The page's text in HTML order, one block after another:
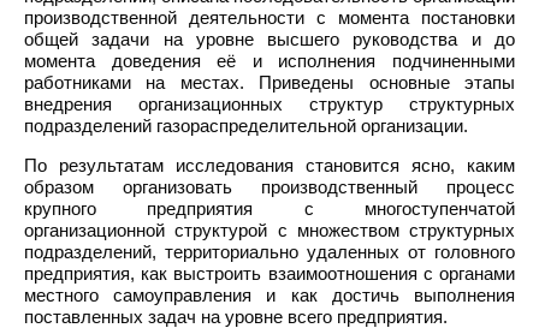
производственной деятельности с момента постановки
общей задачи на уровне высшего руководства и до
момента доведения её и исполнения подчиненными
работниками на местах. Приведены основные этапы
внедрения организационных структур структурных
подразделений газораспределительной организации.
По результатам исследования становится ясно, каким
образом организовать производственный процесс
крупного предприятия с многоступенчатой
организационной структурой с множеством структурных
подразделений, территориально удаленных от головного
предприятия, как выстроить взаимоотношения с органами
местного самоуправления и как достичь выполнения
поставленных задач на уровне всего предприятия.